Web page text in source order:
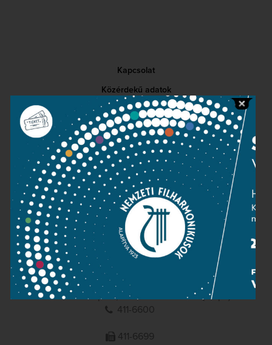
Kapcsolat
Közérdekű adatok
Sajtószoba
Adatvédelem
Impresszum
NEMZETI
FILHARMONIKUSOK
1095 Budapest, Komor Marcell u. 1. (Müpa)
411-6600
411-6699